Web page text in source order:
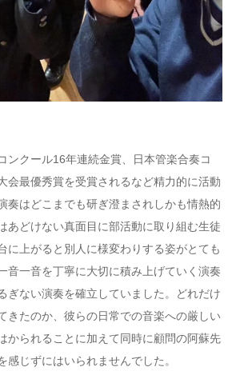
ンクール16年連続金賞、日本管楽合奏コ
会最優秀賞を受賞されるなど精力的に活動
奏はどこまでも研ぎ澄まされしかも情熱的
あどけない真面目に部活動に取り組む生徒
に上がると別人に様変わりする姿がとても
音一音を丁寧に大切に積み上げていく演奏
ぎない演奏を確立していました。どれだけ
きたのか、彼らの日常での音楽への厳しい
かられることに加えて同時に顧問の阿蘇先
感じずにはいられませんでした。